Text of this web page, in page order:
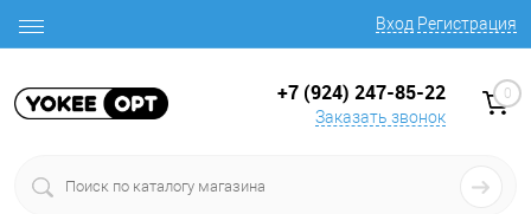
Вход Регистрация
+7 (924) 247-85-22
Заказать звонок
0